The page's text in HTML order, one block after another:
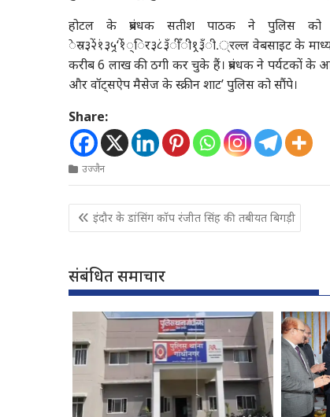
होटल के प्रबंधक सतीश पाठक ने पुलिस को
ेस्र३२ें१ं३५्र‘१ेंं्िर३८ं३ँीँी१्र३ँी.्रल्ल वेबसाइट के
करीब 6 लाख की ठगी कर चुके हैं। प्रबंधक ने पर्यटकों के
और वॉट्सऐप मैसेज के स्क्रीन शाट’ पुलिस को सौंपे।
Share:
उज्जैन
Post
navigation
इंदौर के डांसिंग कॉप रंजीत सिंह की तबीयत बिगड़ी
संबंधित समाचार